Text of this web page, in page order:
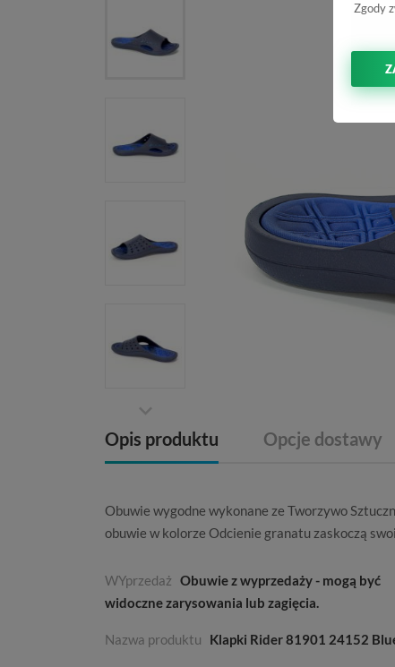
Opis produktu Opcje dostawy
Obuwie wygodne wykonane ze Tworzywo
obuwie w kolorze Odcienie granatu zaskoczą
WYprzedaż Obuwie z wyprzedaży - mogą być
widoczne zarysowania lub zagięcia.
Nazwa produktu Klapki Rider 81901 24152
Zgody